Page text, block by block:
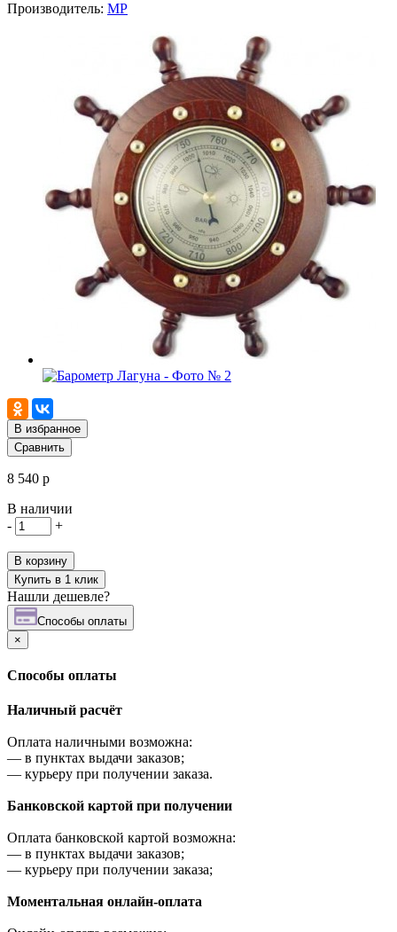
Производитель: MP
В избранное
Сравнить
8 540 р
В наличии
-
+
В корзину
Купить в 1 клик
Нашли дешевле?
Cпособы оплаты
×
Cпособы оплаты
Наличный расчёт
Оплата наличными возможна:
— в пунктах выдачи заказов;
— курьеру при получении заказа.
Банковской картой при получении
Оплата банковской картой возможна:
— в пунктах выдачи заказов;
— курьеру при получении заказа;
Моментальная онлайн-оплата